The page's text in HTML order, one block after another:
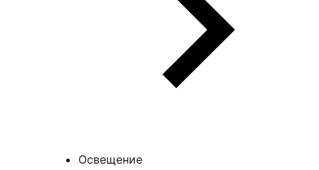
Освещение